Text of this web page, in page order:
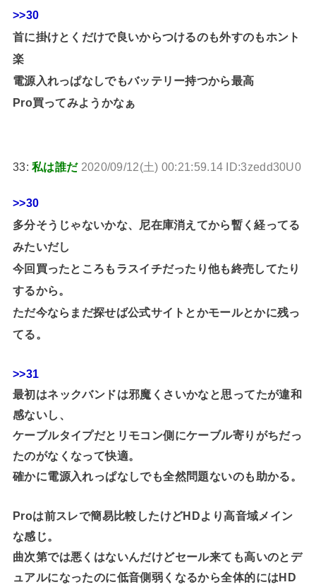
>>30
首に掛けとくだけで良いからつけるのも外すのもホント
楽
電源入れっぱなしでもバッテリー持つから最高
Pro買ってみようかなぁ
33:私は誰だ 2020/09/12(土) 00:21:59.14 ID:3zedd30U0
>>30
多分そうじゃないかな、尼在庫消えてから暫く経ってる
みたいだし
今回買ったところもラスイチだったり他も終売してたり
するから。
ただ今ならまだ探せば公式サイトとかモールとかに残っ
てる。
>>31
最初はネックバンドは邪魔くさいかなと思ってたが違和
感ないし、
ケーブルタイプだとリモコン側にケーブル寄りがちだっ
たのがなくなって快適。
確かに電源入れっぱなしでも全然問題ないのも助かる。
Proは前スレで簡易比較したけどHDより高音域メイン
な感じ。
曲次第では悪くはないんだけどセール来ても高いのとデ
ュアルになったのに低音側弱くなるから全体的にはHD